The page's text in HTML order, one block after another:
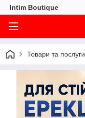
Intim Boutique
Товари та послуги